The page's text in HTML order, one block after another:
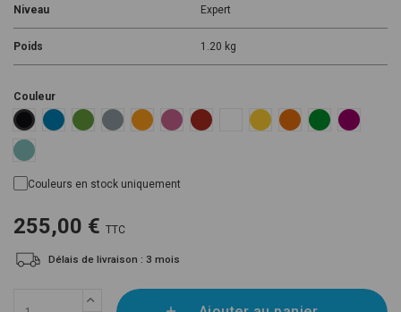
Niveau Expert
Poids 1.20 kg
Couleur
Black RAL 9005
Blue RAL 5015
Green RAL 6018
Grey RAL 7001
Orange RAL 1033
Pink RAL 4003Red RAL 3000
White Yellow RAL 1018
Dark Orange RAL 2011
Dark Green RAL
Violet
Blue Mint RAL 6027
Couleurs en stock uniquement
255,00 € TTC
Délais de livraison : 3 mois